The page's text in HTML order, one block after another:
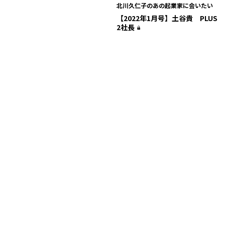
北川久仁子のあの起業家に会いたい
【2022年1月号】土谷貴 PLUS
2社長